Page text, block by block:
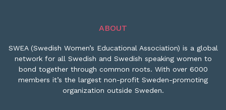
ABOUT
SWEA (Swedish Women’s Educational Association) is a global
network for all Swedish and Swedish speaking women to
bond together through common roots. With over 6000
members it’s the largest non-profit Sweden-promoting
organization outside Sweden.